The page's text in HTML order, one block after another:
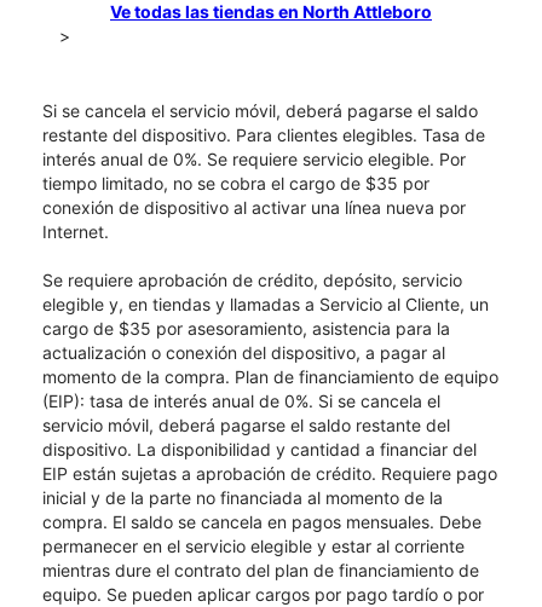
Ve todas las tiendas en North Attleboro
>
Si se cancela el servicio móvil, deberá pagarse el saldo
restante del dispositivo. Para clientes elegibles. Tasa de
interés anual de 0%. Se requiere servicio elegible. Por
tiempo limitado, no se cobra el cargo de $35 por
conexión de dispositivo al activar una línea nueva por
Internet.
Se requiere aprobación de crédito, depósito, servicio
elegible y, en tiendas y llamadas a Servicio al Cliente, un
cargo de $35 por asesoramiento, asistencia para la
actualización o conexión del dispositivo, a pagar al
momento de la compra. Plan de financiamiento de equipo
(EIP): tasa de interés anual de 0%. Si se cancela el
servicio móvil, deberá pagarse el saldo restante del
dispositivo. La disponibilidad y cantidad a financiar del
EIP están sujetas a aprobación de crédito. Requiere pago
inicial y de la parte no financiada al momento de la
compra. El saldo se cancela en pagos mensuales. Debe
permanecer en el servicio elegible y estar al corriente
mientras dure el contrato del plan de financiamiento de
equipo. Se pueden aplicar cargos por pago tardío o por